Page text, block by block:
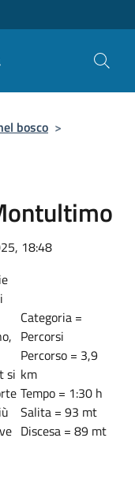
bosco >
18:48
si
Categoria =
Percorsi
Percorso = 3,9
km
Tempo = 1:30 h
Salita = 93 mt
Discesa = 89 mt